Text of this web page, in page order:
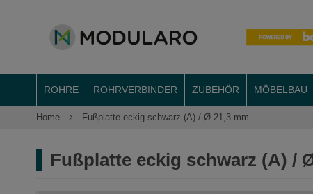
ROHRE ROHRVERBINDER ZUBEHÖR MÖBELBAU
Home Fußplatte eckig schwarz (A) / Ø 21,3 mm
Fußplatte eckig schwarz (A) /